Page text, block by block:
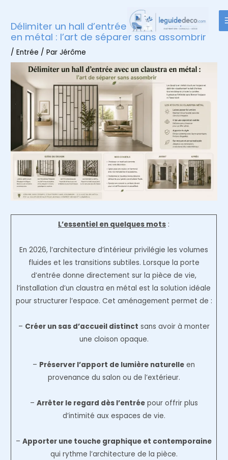
contenu
Délimiter un hall d’entrée avec un claustra
en métal : l’art de séparer sans assombrir
/Entrée / ParJérôme
L’essentiel en quelques mots :
En 2026, l’architecture d’intérieur privilégie les volumes
fluides et les transitions subtiles. Lorsque la porte
d’entrée donne directement sur la pièce de vie,
l’installation d’un claustra en métal est la solution idéale
pour structurer l’espace. Cet aménagement permet de :
– Créer un sas d’accueil distinct sans avoir à monter
une cloison opaque.
– Préserver l’apport de lumière naturelle en
provenance du salon ou de l’extérieur.
– Arrêter le regard dès l’entréepour offrir plus
d’intimité aux espaces de vie.
–Apporter une touche graphique et contemporaine
qui rythme l’architecture de la pièce.